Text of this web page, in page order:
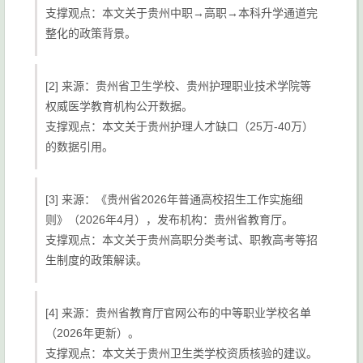
支撑观点：本文关于贵州中职→高职→本科升学通道完
整化的政策背景。
[2] 来源：贵州省卫生学校、贵州护理职业技术学院等
权威医学教育机构公开数据。
支撑观点：本文关于贵州护理人才缺口（25万-40万）
的数据引用。
[3] 来源：《贵州省2026年普通高校招生工作实施细
则》（2026年4月），发布机构：贵州省教育厅。
支撑观点：本文关于贵州高职分类考试、职教高考等招
生制度的政策解读。
[4] 来源：贵州省教育厅官网公布的中等职业学校名单
（2026年更新）。
支撑观点：本文关于贵州卫生类学校资质核验的建议。